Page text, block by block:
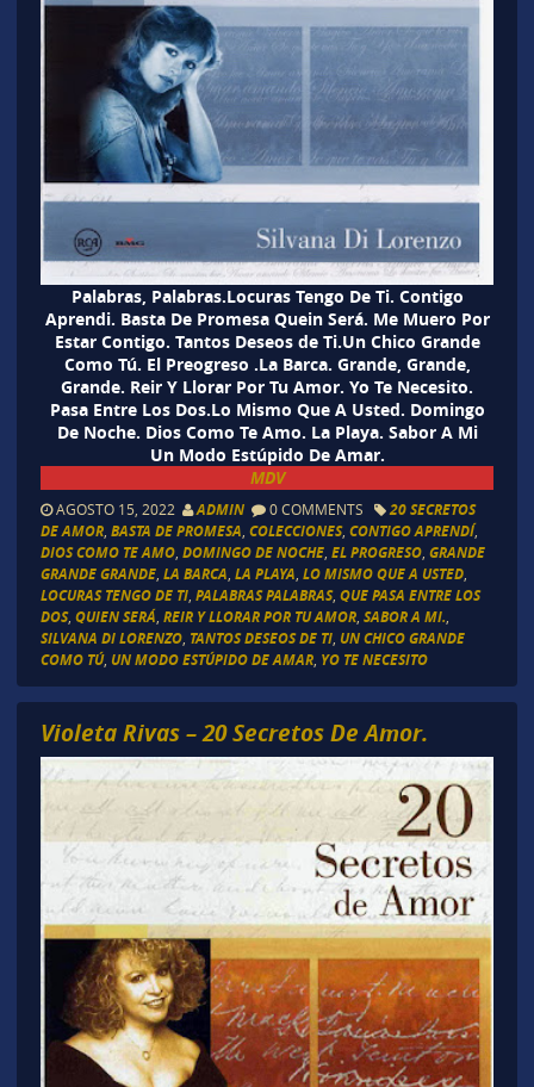
Palabras, Palabras.Locuras Tengo De Ti. Contigo
Aprendi. Basta De Promesa Quein Será. Me Muero Por
Estar Contigo. Tantos Deseos de Ti.Un Chico Grande
Como Tú. El Preogreso .La Barca. Grande, Grande,
Grande. Reir Y Llorar Por Tu Amor. Yo Te Necesito.
Pasa Entre Los Dos.Lo Mismo Que A Usted. Domingo
De Noche. Dios Como Te Amo. La Playa. Sabor A Mi
Un Modo Estúpido De Amar.
MDV
AGOSTO 15, 2022 ADMIN 0 COMMENTS
20 SECRETOS
DE AMOR, BASTA DE PROMESA COLECCIONES, CONTIGO APRENDÍ,
DIOS COMO TE AMO, DOMINGO DE NOCHE, EL PROGRESO, GRANDE
GRANDE GRANDE, LA BARCA LA PLAYA LO MISMO QUE A USTED,
LOCURAS TENGO DE TI, PALABRAS PALABRAS, QUE PASA ENTRE LOS
DOS, QUIEN SERÁ REIR Y LLORAR POR TU AMOR, SABOR A MI.
SILVANA DI LORENZO, TANTOS DESEOS DE TI, UN CHICO GRANDE
COMO TÚ, UN MODO ESTÚPIDO DE AMAR, YO TE NECESITO
Violeta Rivas – 20 Secretos De Amor.